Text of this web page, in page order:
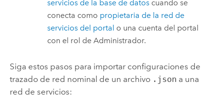
servicios de la base de datos cuando se
conecta como propietaria de la red de
servicios del portal o una cuenta del portal
con el rol de Administrador.
Siga estos pasos para importar configuraciones de
trazado de red nominal de un archivo .json a una
red de servicios: